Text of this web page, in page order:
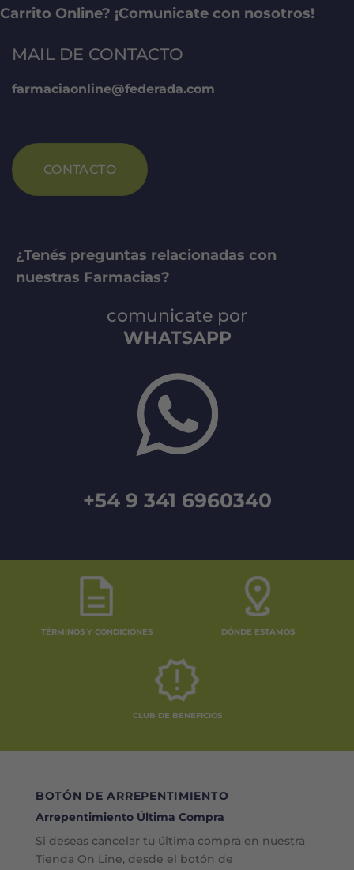
Carrito Online? ¡Comunicate con nosotros!
MAIL DE CONTACTO
farmaciaonline@federada.com
CONTACTO
¿Tenés preguntas relacionadas con
nuestras Farmacias?
comunicate por
WHATSAPP
+54 9 341 6960340
TÉRMINOS Y CONDICIONES DÓNDE ESTAMOS
CLUB DE BENEFICIOS
BOTÓN DE ARREPENTIMIENTO
Arrepentimiento Última Compra
Si deseas cancelar tu última compra en nuestra
Tienda On Line, desde el botón de